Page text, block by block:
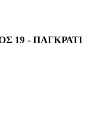
19 - ΠΑΓΚΡΑΤΙ